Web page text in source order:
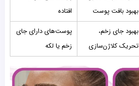
بهبود بافت پوست
افتاده
بهبود جای زخم،
تحریک کلاژن‌سازی
پوست‌های دارای جای
زخم یا لکه